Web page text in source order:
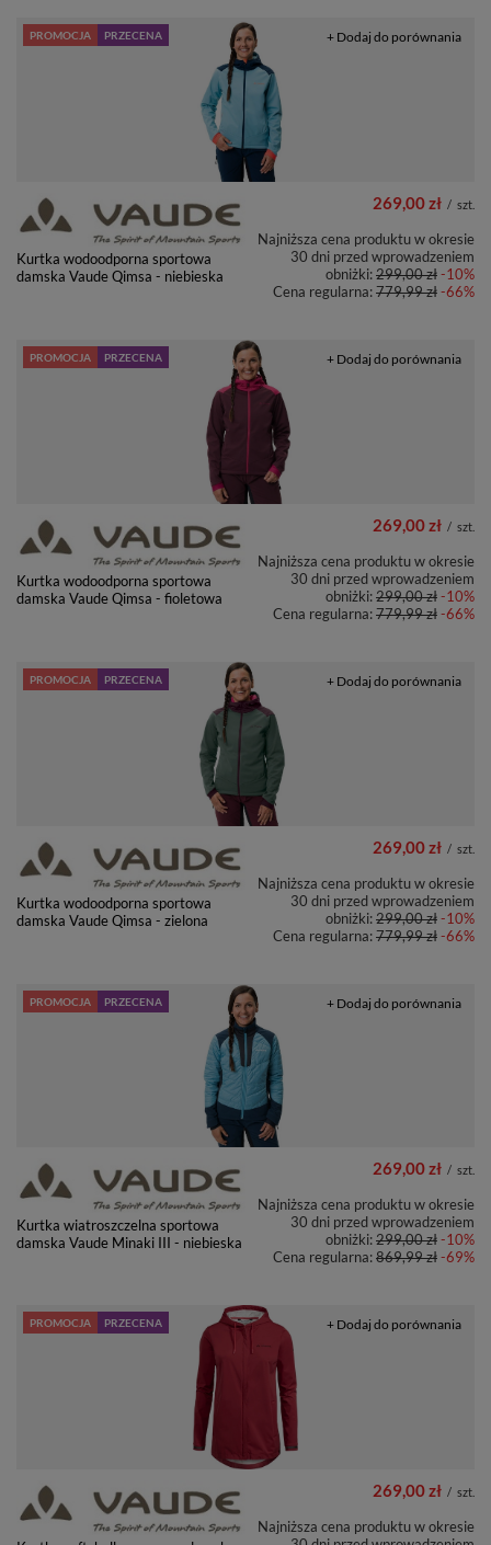
PROMOCJA PRZECENA
Kurtka wodoodporna sportowa
damska Vaude Qimsa - niebieska
269,00 zł / szt.
Najniższa cena produktu w okresie
30 dni przed wprowadzeniem
obniżki:299,00 zł-10%
Cena regularna:779,99 zł-66%
+ Dodaj do porównania
PROMOCJA PRZECENA
Kurtka wodoodporna sportowa
damska Vaude Qimsa - fioletowa
269,00 zł / szt.
Najniższa cena produktu w okresie
30 dni przed wprowadzeniem
obniżki:299,00 zł-10%
Cena regularna:779,99 zł-66%
+ Dodaj do porównania
PROMOCJA PRZECENA
Kurtka wodoodporna sportowa
damska Vaude Qimsa - zielona
269,00 zł / szt.
Najniższa cena produktu w okresie
30 dni przed wprowadzeniem
obniżki:299,00 zł-10%
Cena regularna:779,99 zł-66%
+ Dodaj do porównania
PROMOCJA PRZECENA
Kurtka wiatroszczelna sportowa
damska Vaude Minaki III - niebieska
269,00 zł / szt.
Najniższa cena produktu w okresie
30 dni przed wprowadzeniem
obniżki:299,00 zł-10%
Cena regularna:869,99 zł-69%
+ Dodaj do porównania
PROMOCJA PRZECENA
269,00 zł / szt.
Najniższa cena produktu w okresie
+ Dodaj do porównania